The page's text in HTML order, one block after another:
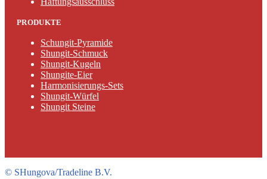
PRODUKTE
Schungit-Pyramide
Shungit-Schmuck
Shungit-Kugeln
Shungite-Eier
Harmonisierungs-Sets
Shungit-Würfel
Shungit Steine
© SHungova/Tradeline B.V.